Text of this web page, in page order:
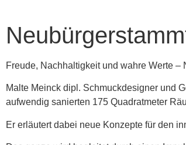
Freude, Nachhaltigkeit und wahre Werte
Malte Meinck dipl. Schmuckdesigner und
aufwendig sanierten 175 Quadratmeter
Er erläutert dabei neue Konzepte für den